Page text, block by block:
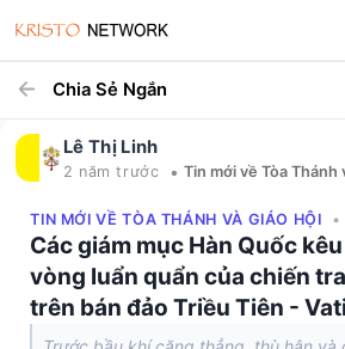
Chia Sẻ Ngắn
Lê Thị Linh
2 năm trước •
TIN MỚI VỀ TÒA THÁNH VÀ GIÁO HỘI
Các giám mục Hàn Quốc
vòng luẩn quẩn của chiến
trên bán đảo Triều Tiên -